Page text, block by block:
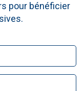
pour bénéficier